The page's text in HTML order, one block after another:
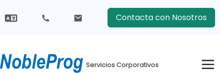
Contacta con Nosotros
Servicios Corporativos